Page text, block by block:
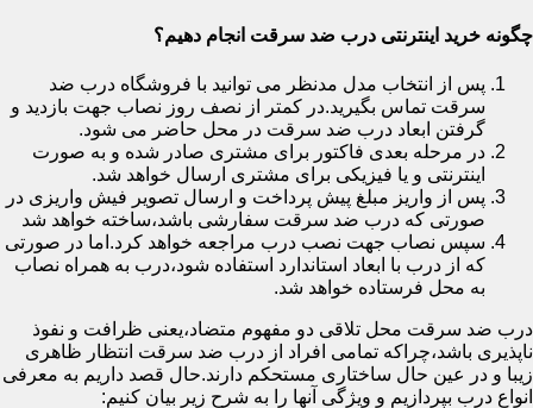
چگونه خرید اینترنتی درب ضد سرقت انجام دهیم؟
پس از انتخاب مدل مدنظر می توانید با فروشگاه درب ضد
سرقت تماس بگیرید.در کمتر از نصف روز نصاب جهت بازدید و
گرفتن ابعاد درب ضد سرقت در محل حاضر می شود.
در مرحله بعدی فاکتور برای مشتری صادر شده و به صورت
اینترنتی و یا فیزیکی برای مشتری ارسال خواهد شد.
پس از واریز مبلغ پیش پرداخت و ارسال تصویر فیش واریزی در
صورتی که درب ضد سرقت سفارشی باشد،ساخته خواهد شد
سپس نصاب جهت نصب درب مراجعه خواهد کرد.اما در صورتی
که از درب با ابعاد استاندارد استفاده شود،درب به همراه نصاب
به محل فرستاده خواهد شد.
درب ضد سرقت محل تلاقی دو مفهوم متضاد،یعنی ظرافت و نفوذ
ناپذیری باشد،چراکه تمامی افراد از درب ضد سرقت انتظار ظاهری
زیبا و در عین حال ساختاری مستحکم دارند.حال قصد داریم به معرفی
انواع درب بپردازیم و ویژگی آنها را به شرح زیر بیان کنیم: